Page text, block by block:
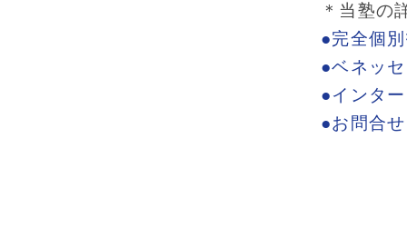
＊当塾の
●完全個
●ベネッ
●インタ
●お問合